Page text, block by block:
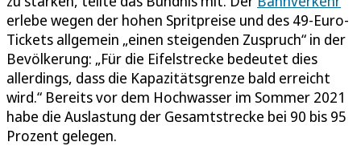
erlebe wegen der hohen Spritpreise und des 49-Euro-
Tickets allgemein „einen steigenden Zuspruch“ in der
Bevölkerung: „Für die Eifelstrecke bedeutet dies
allerdings, dass die Kapazitätsgrenze bald erreicht
wird.“ Bereits vor dem Hochwasser im Sommer 2021
habe die Auslastung der Gesamtstrecke bei 90 bis 95
Prozent gelegen.